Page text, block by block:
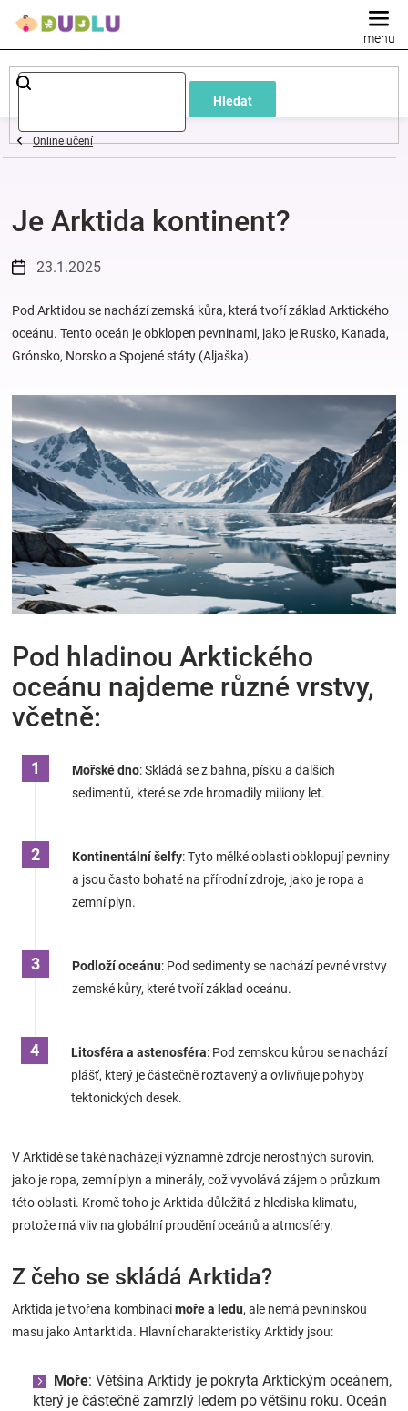
Hledat
Dětské
a
oblečení
Pokojíček
a
kojenecká
Hračky
a
zábava
pro
děti
Těhotenské
Novinky
Přihlášení
Online učení
Je Arktida kontinent?
23.1.2025
Pod Arktidou se nachází zemská kůra, která tvoří základ Arktického
oceánu. Tento oceán je obklopen pevninami, jako je Rusko, Kanada,
Grónsko, Norsko a Spojené státy (Aljaška).
Pod hladinou Arktického
oceánu najdeme různé vrstvy,
včetně:
Mořské dno: Skládá se z bahna, písku a dalších
sedimentů, které se zde hromadily miliony let.
Kontinentální šelfy: Tyto mělké oblasti obklopují pevniny
a jsou často bohaté na přírodní zdroje, jako je ropa a
zemní plyn.
Podloží oceánu: Pod sedimenty se nachází pevné vrstvy
zemské kůry, které tvoří základ oceánu.
Litosféra a astenosféra: Pod zemskou kůrou se nachází
plášť, který je částečně roztavený a ovlivňuje pohyby
tektonických desek.
V Arktidě se také nacházejí významné zdroje nerostných surovin,
jako je ropa, zemní plyn a minerály, což vyvolává zájem o průzkum
této oblasti. Kromě toho je Arktida důležitá z hlediska klimatu,
protože má vliv na globální proudění oceánů a atmosféry.
Z čeho se skládá Arktida?
Arktida je tvořena kombinacímoře a ledu, ale nemá pevninskou
masu jako Antarktida. Hlavní charakteristiky Arktidy jsou:
Moře: Většina Arktidy je pokryta Arktickým oceánem,
který je částečně zamrzlý ledem po většinu roku. Oceán